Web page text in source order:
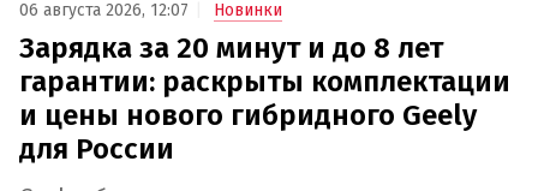
06 августа 2026, 12:07 Новинки
Зарядка за 20 минут и до 8 лет
гарантии: раскрыты комплектации
и цены нового гибридного Geely
для России